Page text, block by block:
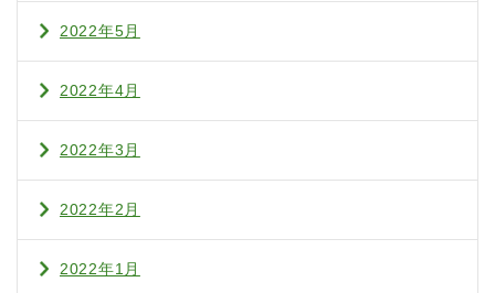
2022年5月
2022年4月
2022年3月
2022年2月
2022年1月